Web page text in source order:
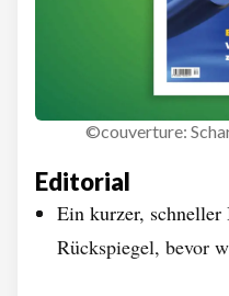
©couverture:
Editorial
Ein kurzer,
Rückspiegel, bevor